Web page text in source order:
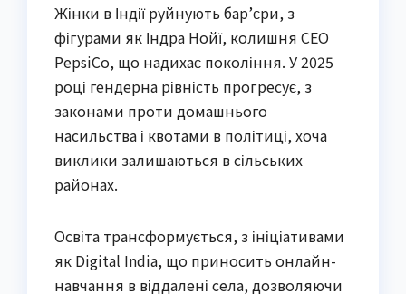
Жінки в Індії руйнують бар’єри, з
фігурами як Індра Нойї, колишня CEO
PepsiCo, що надихає покоління. У 2025
році гендерна рівність прогресує, з
законами проти домашнього
насильства і квотами в політиці, хоча
виклики залишаються в сільських
районах.
Освіта трансформується, з ініціативами
як Digital India, що приносить онлайн-
навчання в віддалені села, дозволяючи